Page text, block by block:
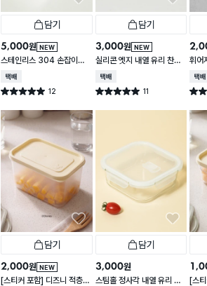
담기
NEW
5,000원
스테인리스 304 손잡이형
대용량 찬통 2.2 L
택배배송
별점 5.0점 12
건 작성
담기
NEW
3,000원
실리콘 엣지 내열 유리 찬통
550 ml
택배배송
별점 5.0점 11
건 작성
휘어
2 L
택배
별점
담기
NEW
2,000원
[스티커 포함] 디즈니 적층
담기
3,000원
스팀홀 정사각 내열 유리 찬
[스